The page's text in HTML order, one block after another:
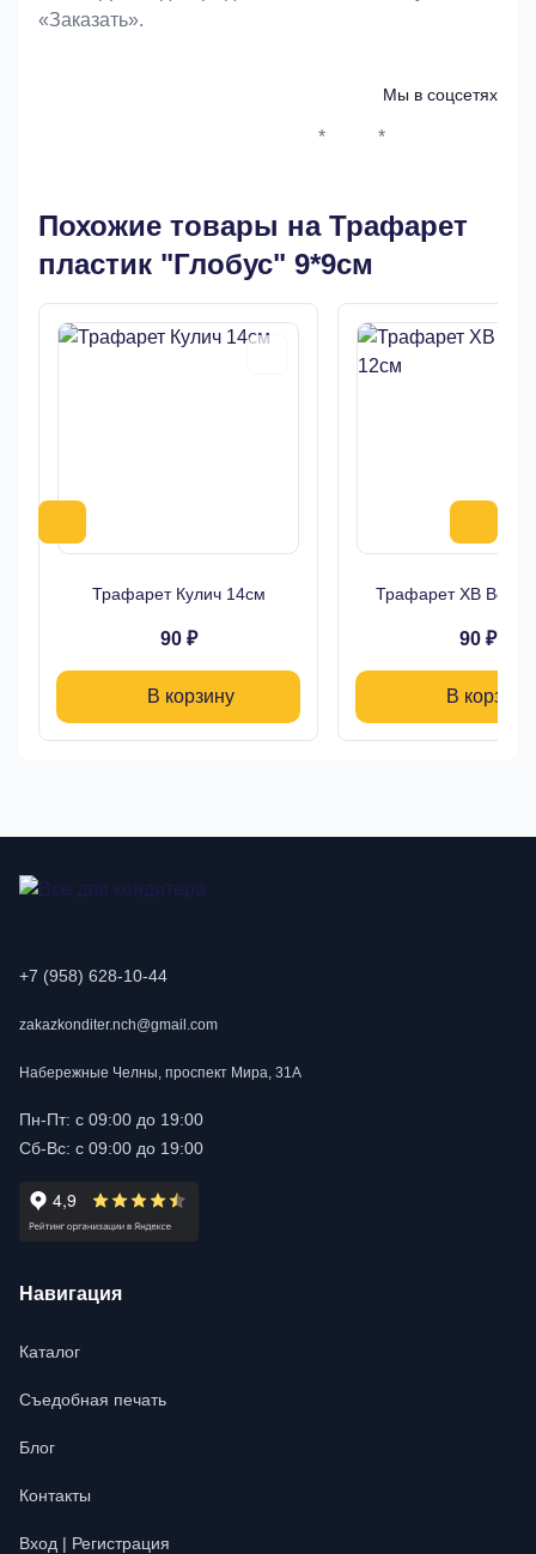
«Заказать».
Мы в соцсетях
* *
Похожие товары на Трафарет
пластик "Глобус" 9*9см
Трафарет Кулич 14см
90 ₽
В корзину
Трафарет ХВ
90 ₽
В корзину
+7 (958) 628-10-44
zakazkonditer.nch@gmail.com
Набережные Челны, проспект Мира, 31А
Пн-Пт: с 09:00 до 19:00
Сб-Вс: с 09:00 до 19:00
Навигация
Каталог
Съедобная печать
Блог
Контакты
Вход | Регистрация